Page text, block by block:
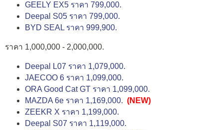
GEELY EX5 ราคา 799,000.
Deepal S05 ราคา 799,000.
BYD SEAL ราคา 999,900.
ราคา 1,000,000 - 2,000,000.
Deepal L07 ราคา 1,079,000.
JAECOO 6 ราคา 1,099,000.
ORA Good Cat GT ราคา 1,099,000.
MAZDA 6e ราคา 1,169,000. (NEW)
ZEEKR X ราคา 1,199,000.
Deepal S07 ราคา 1,119,000.